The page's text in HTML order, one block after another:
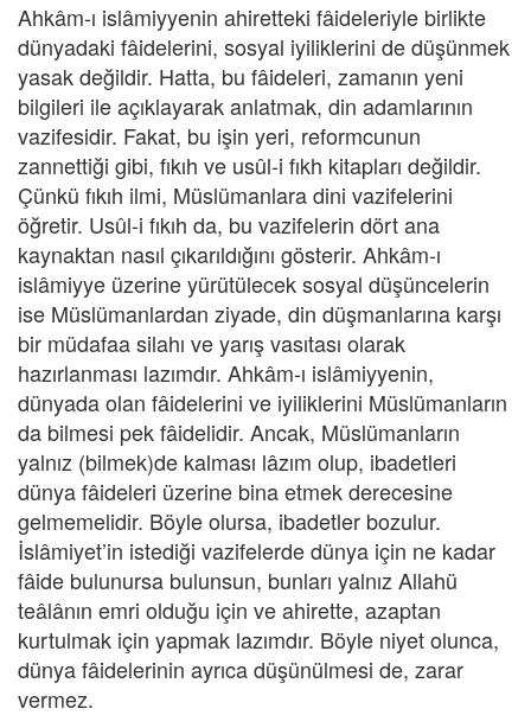
Ahkâm-ı islâmiyyenin ahiretteki fâideleriyle birlikte
dünyadaki fâidelerini, sosyal iyiliklerini de düşünmek
yasak değildir. Hatta, bu fâideleri, zamanın yeni
bilgileri ile açıklayarak anlatmak, din adamlarının
vazifesidir. Fakat, bu işin yeri, reformcunun
zannettiği gibi, fıkıh ve usûl-i fıkh kitapları değildir.
Çünkü fıkıh ilmi, Müslümanlara dini vazifelerini
öğretir. Usûl-i fıkıh da, bu vazifelerin dört ana
kaynaktan nasıl çıkarıldığını gösterir. Ahkâm-ı
islâmiyye üzerine yürütülecek sosyal düşüncelerin
ise Müslümanlardan ziyade, din düşmanlarına karşı
bir müdafaa silahı ve yarış vasıtası olarak
hazırlanması lazımdır. Ahkâm-ı islâmiyyenin,
dünyada olan fâidelerini ve iyiliklerini Müslümanların
da bilmesi pek fâidelidir. Ancak, Müslümanların
yalnız (bilmek)de kalması lâzım olup, ibadetleri
dünya fâideleri üzerine bina etmek derecesine
gelmemelidir. Böyle olursa, ibadetler bozulur.
İslâmiyet’in istediği vazifelerde dünya için ne kadar
fâide bulunursa bulunsun, bunları yalnız Allahü
teâlânın emri olduğu için ve ahirette, azaptan
kurtulmak için yapmak lazımdır. Böyle niyet olunca,
dünya fâidelerinin ayrıca düşünülmesi de, zarar
vermez.